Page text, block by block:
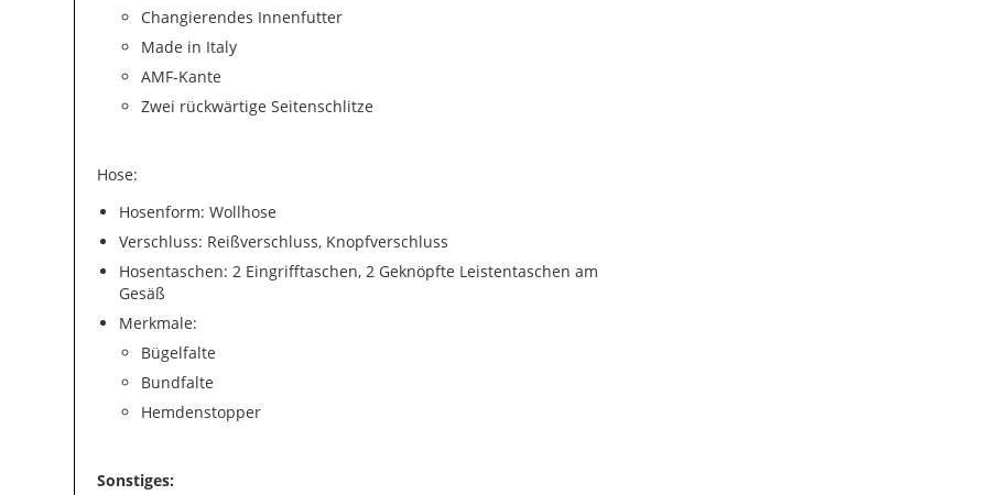
Changierendes Innenfutter
Made in Italy
AMF-Kante
Zwei rückwärtige Seitenschlitze
Hose:
Hosenform: Wollhose
Verschluss: Reißverschluss, Knopfverschluss
Hosentaschen: 2 Eingrifftaschen, 2 Geknöpfte Leistentaschen am
Gesäß
Merkmale:
Bügelfalte
Bundfalte
Hemdenstopper
Sonstiges: